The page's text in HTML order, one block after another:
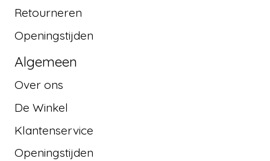
Retourneren
Openingstijden
Algemeen
Over ons
De Winkel
Klantenservice
Openingstijden